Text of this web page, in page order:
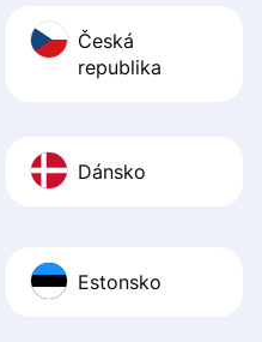
Česká
republika
Dánsko
Estonsko